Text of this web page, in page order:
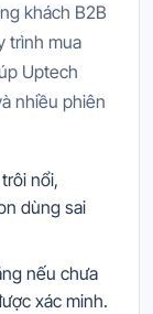
khách B2B
trình mua
Uptech
nhiều phiên
nổi,
dùng sai
nếu chưa
xác minh.